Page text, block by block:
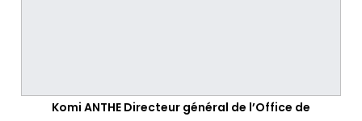
Komi ANTHE Directeur général de l’Office de